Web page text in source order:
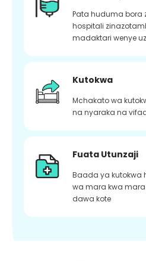
Pata huduma bora
hospitali
madaktari wenye
Kutokwa
Mchakato wa
na nyaraka na
Fuata Utunzaji
Baada ya kutokwa
wa mara kwa
dawa kote